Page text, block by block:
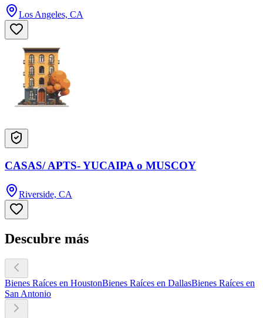
Los Angeles, CA
CASAS/ APTS- YUCAIPA o MUSCOY
Riverside, CA
Descubre más
Bienes Raíces en HoustonBienes Raíces en DallasBienes Raíces en
San Antonio